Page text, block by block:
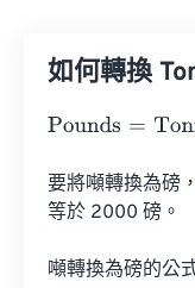
如何轉換
Pounds= Tonnes
要將噸轉換為磅
等於 2000 磅。
噸轉換為磅的公